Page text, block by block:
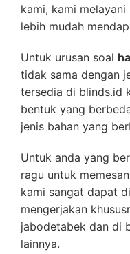
kami, kami
lebih mudah
Untuk urusan soal
tidak sama dengan
tersedia di blinds.id
bentuk yang
jenis bahan yang
Untuk anda yang
ragu untuk
kami sangat dapat
mengerjakan
jabodetabek dan di
lainnya.